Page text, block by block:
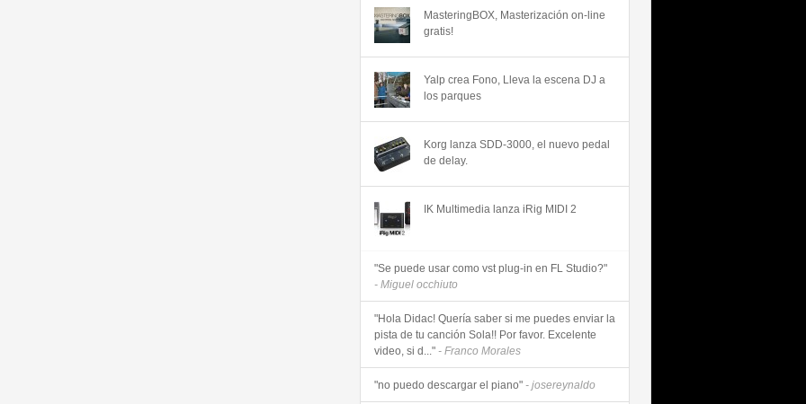
MasteringBOX, Masterización on-line
gratis!
Yalp crea Fono, Lleva la escena DJ a
los parques
Korg lanza SDD-3000, el nuevo pedal
de delay.
IK Multimedia lanza iRig MIDI 2
"Se puede usar como vst plug-in en FL Studio?"
- Miguel occhiuto
"Hola Didac! Quería saber si me puedes enviar la
pista de tu canción Sola!! Por favor. Excelente
video, si d..." - Franco Morales
"no puedo descargar el piano" - josereynaldo